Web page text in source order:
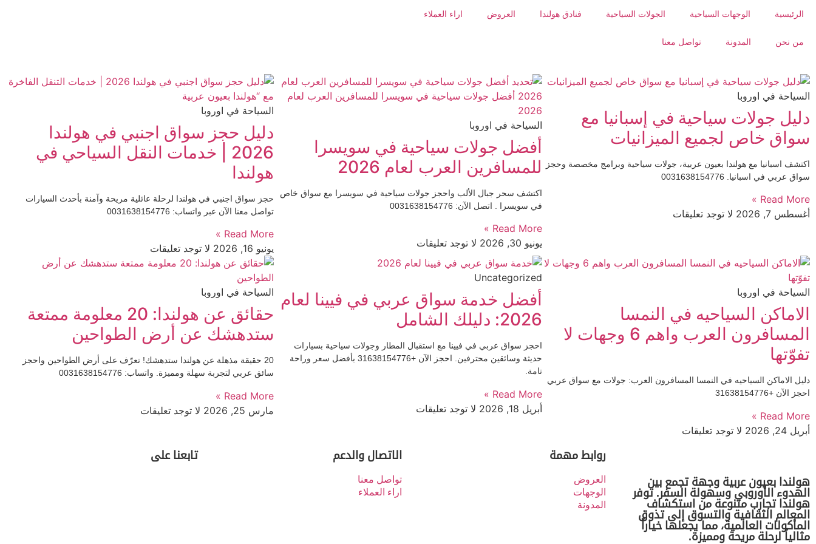
الرئيسية الوجهات السياحية الجولات السياحية فنادق هولندا العروض اراء العملاء
من نحن المدونة تواصل معنا
السياحة في اوروبا
دليل جولات سياحية في إسبانيا مع
سواق خاص لجميع الميزانيات
اكتشف اسبانيا مع هولندا بعيون عربية، جولات سياحية وبرامج مخصصة وحجز
سواق عربي في اسبانيا. 0031638154776
Read More »
أغسطس 7, 2026
لا توجد تعليقات
السياحة في اوروبا
أفضل جولات سياحية في سويسرا
للمسافرين العرب لعام 2026
اكتشف سحر جبال الألب واحجز جولات سياحية في سويسرا مع سواق خاص
في سويسرا . اتصل الآن: 0031638154776
Read More »
يونيو 30, 2026
لا توجد تعليقات
السياحة في اوروبا
دليل حجز سواق اجنبي في هولندا
2026 | خدمات النقل السياحي في
هولندا
حجز سواق اجنبي في هولندا لرحلة عائلية مريحة وآمنة بأحدث السيارات
تواصل معنا الآن عبر واتساب: 0031638154776
Read More »
يونيو 16, 2026
لا توجد تعليقات
السياحة في اوروبا
الاماكن السياحيه في النمسا
المسافرون العرب واهم 6 وجهات لا
تفوّتها
دليل الاماكن السياحيه في النمسا المسافرون العرب: جولات مع سواق عربي
احجز الآن +31638154776
Read More »
أبريل 24, 2026
لا توجد تعليقات
Uncategorized
أفضل خدمة سواق عربي في فيينا لعام
2026: دليلك الشامل
احجز سواق عربي في فيينا مع استقبال المطار وجولات سياحية بسيارات
حديثة وسائقين محترفين. احجز الآن +31638154776 بأفضل سعر وراحة
تامة.
Read More »
أبريل 18, 2026
لا توجد تعليقات
السياحة في اوروبا
حقائق عن هولندا: 20 معلومة ممتعة
ستدهشك عن أرض الطواحين
20 حقيقة مذهلة عن هولندا ستدهشك! تعرّف على أرض الطواحين واحجز
سائق عربي لتجربة سهلة ومميزة. واتساب: 0031638154776
Read More »
مارس 25, 2026
لا توجد تعليقات
هولندا بعيون عربية وجهة تجمع بين
الهدوء الأوروبي وسهولة السفر. توفر
هولندا تجارب متنوعة من استكشاف
المعالم الثقافية والتسوق إلى تذوق
المأكولات العالمية، مما يجعلها خياراً
مثالياً لرحلة مريحة ومميزة.
روابط مهمة
العروض
الوجهات
المدونة
الاتصال والدعم
تواصل معنا
اراء العملاء
تابعنا على